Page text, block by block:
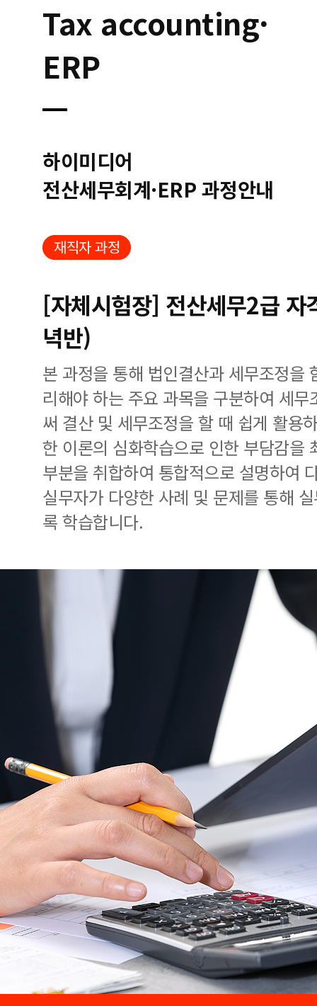
Tax accounting·
ERP
하이미디어
전산세무회계·ERP 과정안내
재직자 과정
[자체시험장] 전산세무2급 자
녁반)
본 과정을 통해 법인결산과 세무조정을
리해야 하는 주요 과목을 구분하여 세
써 결산 및 세무조정을 할 때 쉽게 활용
한 이론의 심화학습으로 인한 부담감을
부분을 취합하여 통합적으로 설명하여
실무자가 다양한 사례 및 문제를 통해
록 학습합니다.